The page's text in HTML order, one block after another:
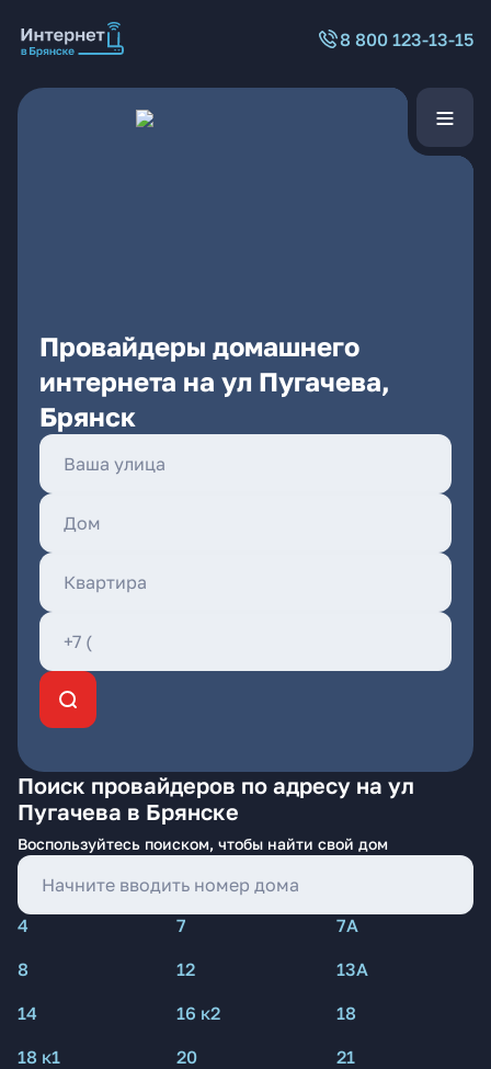
8 800 123-13-15
Провайдеры домашнего
интернета на ул Пугачева,
Брянск
Поиск провайдеров по адресу на ул
Пугачева в Брянске
Воспользуйтесь поиском, чтобы найти свой дом
4 7
7А
8
12
13А
14
16 к2
18
18 к1
20
21